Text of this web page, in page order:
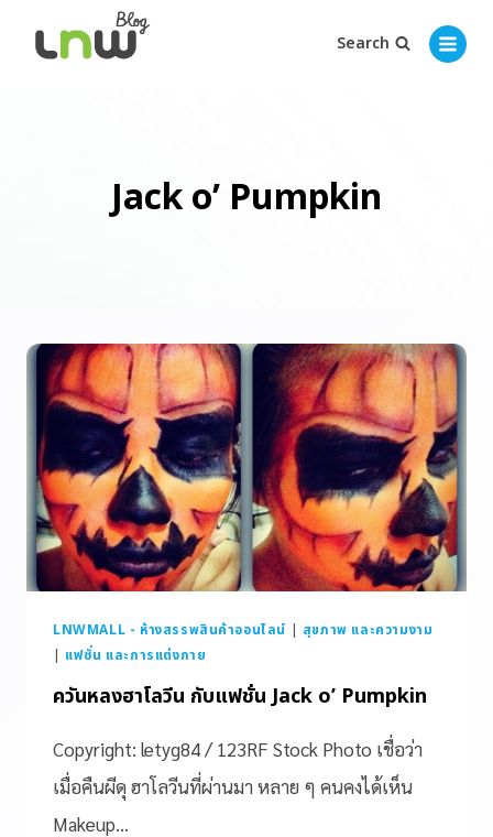
Search
Jack o’ Pumpkin
LNWMALL - ห้างสรรพสินค้าออนไลน์ | สุขภาพ และความงาม
| แฟชั่น และการแต่งกาย
ควันหลงฮาโลวีน กับแฟชั่น Jack o’ Pumpkin
Copyright: letyg84 / 123RF Stock Photo เชื่อว่า
เมื่อคืนผีดุ ฮาโลวีนที่ผ่านมา หลาย ๆ คนคงได้เห็น
Makeup…